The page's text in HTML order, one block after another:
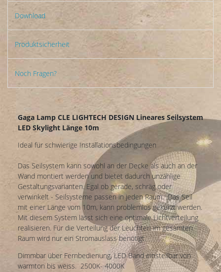
Download
Produktsicherheit
Noch Fragen?
Gaga Lamp CLE LIGHTECH DESIGN Lineares Seilsystem
LED Skylight Länge 10m
Ideal für schwierige Installationsbedingungen
Das Seilsystem kann sowohl an der Decke als auch an der
Wand montiert werden und bietet dadurch unzählige
Gestaltungsvarianten. Egal ob gerade, schräg oder
verwinkelt - Seilsysteme passen in jeden Raum. Das Seil
mit einer Länge vom 10m, kann problemlos gekürzt werden.
Mit diesem System lässt sich eine optimale Lichtverteilung
realisieren. Für die Verteilung der Leuchten im gesamten
Raum wird nur ein Stromauslass benötigt.
Dimmbar über Fernbedienung, LED Band einstellbar von
warmton bis weiss. 2500K- 4000K